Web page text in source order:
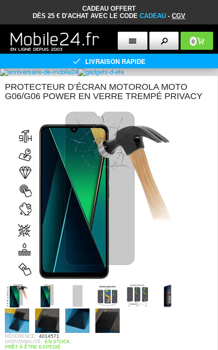
CADEAU OFFERT
DÈS 25 € D'ACHAT AVEC LE CODE CADEAU - CGV
0
LIVRAISON RAPIDE
PROTECTEUR D’ÉCRAN MOTOROLA MOTO
G06/G06 POWER EN VERRE TREMPÉ PRIVACY
RÉFÉRENCE: 4014571
DISPONIBILITÉ: EN STOCK.
PRÊT À ÊTRE EXPÉDIÉ